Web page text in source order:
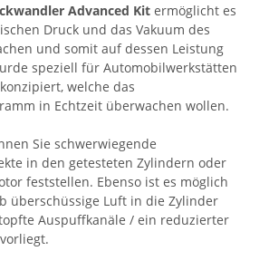
Advanced Kit ermöglicht es
Druck und das Vakuum des
und somit auf dessen Leistung
speziell für Automobilwerkstätten
welche das
in Echtzeit überwachen wollen.
Sie schwerwiegende
in den getesteten Zylindern oder
feststellen. Ebenso ist es möglich
überschüssige Luft in die Zylinder
Auspuffkanäle / ein reduzierter